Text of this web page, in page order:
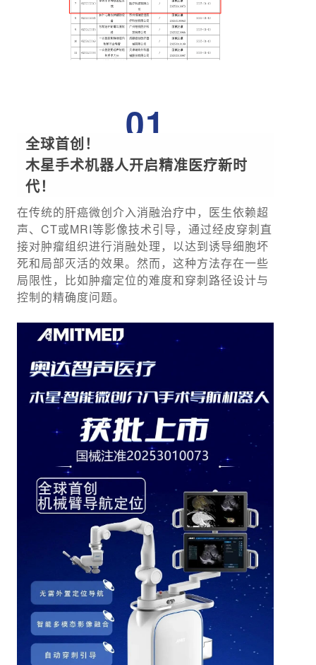
01
全球首创！
木星手术机器人开启精准医疗新时
代！
在传统的肝癌微创介入消融治疗中，医生依赖超
声、CT或MRI等影像技术引导，通过经皮穿刺直
接对肿瘤组织进行消融处理，以达到诱导细胞坏
死和局部灭活的效果。然而，这种方法存在一些
局限性，比如肿瘤定位的难度和穿刺路径设计与
控制的精确度问题。